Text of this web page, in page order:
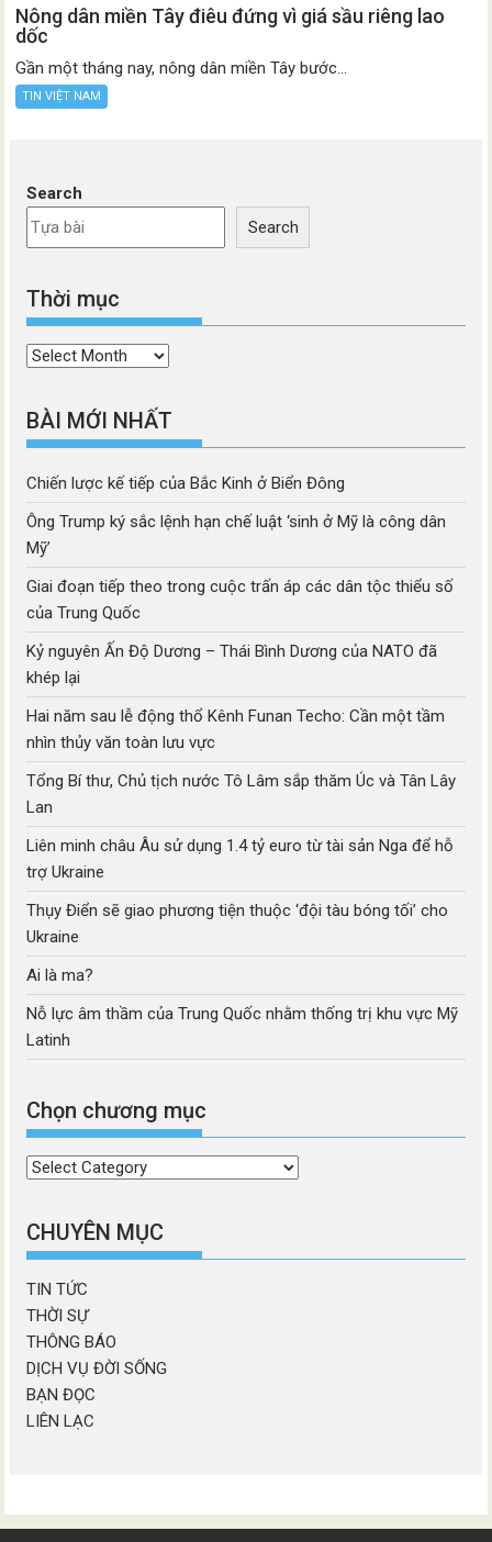
Nông dân miền Tây điêu đứng vì giá sầu riêng lao
dốc
Gần một tháng nay, nông dân miền Tây bước...
TIN VIỆT NAM
Search
Search
Thời mục
Thời
BÀI MỚI NHẤT
Chiến lược kế tiếp của Bắc Kinh ở Biển Đông
Ông Trump ký sắc lệnh hạn chế luật ‘sinh ở Mỹ là công dân
Mỹ’
Giai đoạn tiếp theo trong cuộc trấn áp các dân tộc thiểu số
của Trung Quốc
Kỷ nguyên Ấn Độ Dương – Thái Bình Dương của NATO đã
khép lại
Hai năm sau lễ động thổ Kênh Funan Techo: Cần một tầm
nhìn thủy văn toàn lưu vực
Tổng Bí thư, Chủ tịch nước Tô Lâm sắp thăm Úc và Tân Lây
Lan
Liên minh châu Âu sử dụng 1.4 tỷ euro từ tài sản Nga để hỗ
trợ Ukraine
Thụy Điển sẽ giao phương tiện thuộc ‘đội tàu bóng tối’ cho
Ukraine
Ai là ma?
Nỗ lực âm thầm của Trung Quốc nhằm thống trị khu vực Mỹ
Latinh
Chọn chương mục
Chọn
mục
CHUYÊN MỤC
TIN TỨC
THỜI SỰ
THÔNG BÁO
DỊCH VỤ ĐỜI SỐNG
BẠN ĐỌC
LIÊN LẠC